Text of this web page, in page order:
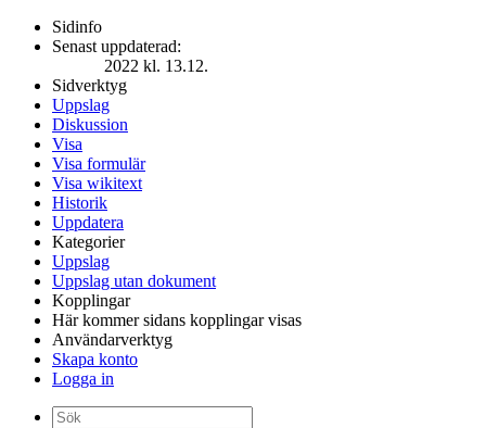
Sidinfo
Senast uppdaterad:
2022 kl. 13.12.
Sidverktyg
Uppslag
Diskussion
Visa
Visa formulär
Visa wikitext
Historik
Uppdatera
Kategorier
Uppslag
Uppslag utan dokument
Kopplingar
Här kommer sidans kopplingar visas
Användarverktyg
Skapa konto
Logga in